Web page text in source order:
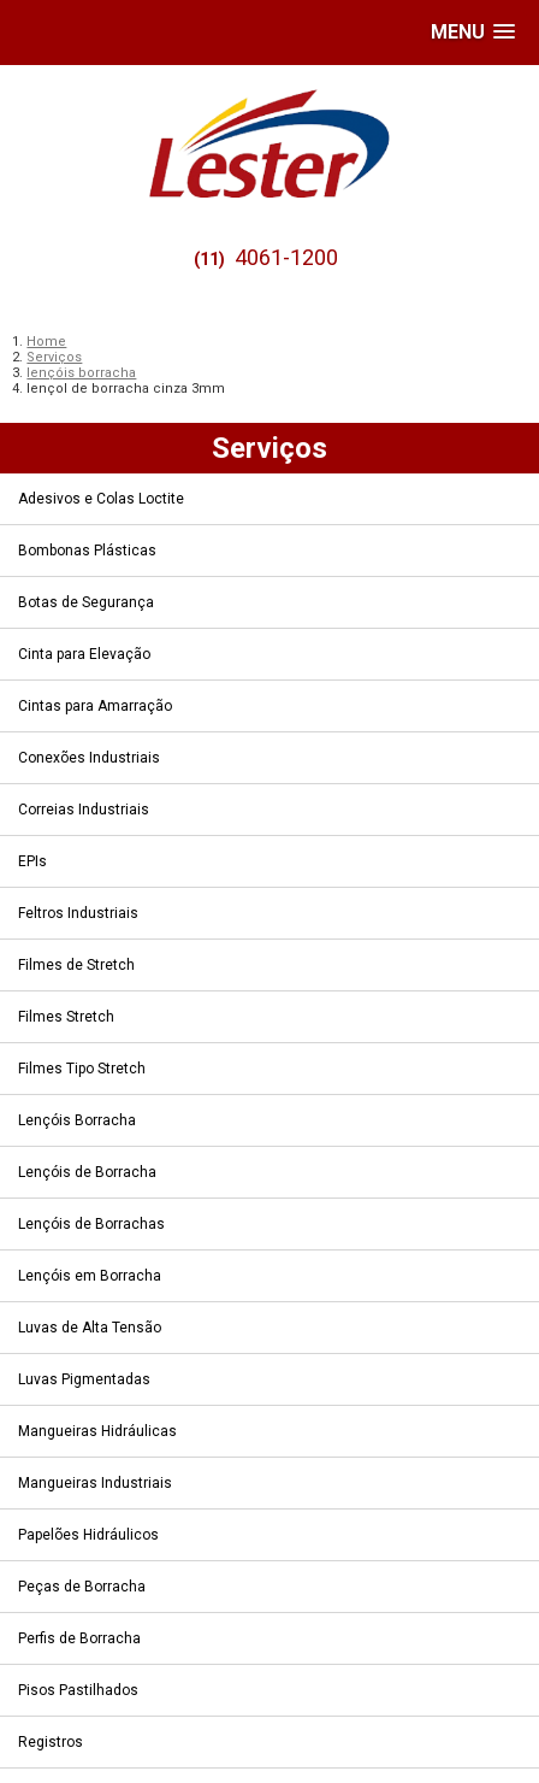
MENU
(11) 4061-1200
Home
Serviços
lençóis borracha
lençol de borracha cinza 3mm
Serviços
Adesivos e Colas Loctite
Bombonas Plásticas
Botas de Segurança
Cinta para Elevação
Cintas para Amarração
Conexões Industriais
Correias Industriais
EPIs
Feltros Industriais
Filmes de Stretch
Filmes Stretch
Filmes Tipo Stretch
Lençóis Borracha
Lençóis de Borracha
Lençóis de Borrachas
Lençóis em Borracha
Luvas de Alta Tensão
Luvas Pigmentadas
Mangueiras Hidráulicas
Mangueiras Industriais
Papelões Hidráulicos
Peças de Borracha
Perfis de Borracha
Pisos Pastilhados
Registros